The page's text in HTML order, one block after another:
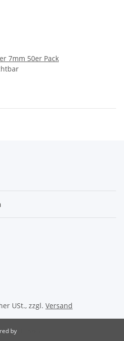
7mm 50er Pack
USt., zzgl. Versand
by